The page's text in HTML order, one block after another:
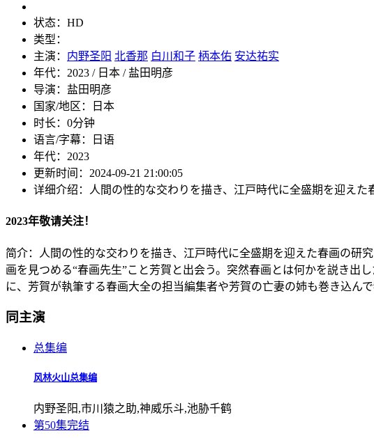
状态： HD
类型：
主演： 内野圣阳 北香那 白川和子 柄本佑 安达祐实
年代： 2023 / 日本 / 盐田明彦
导演： 盐田明彦
国家/地区：
日本
时长： 0分钟
语言/字幕：
日语
年代： 2023
更新时间： 2024-09-21 21:00:05
详细介绍：
人間の性的な交わりを描き、江戸時代に全盛期を迎え
2023年敬请关注！
简介：人間の性的な交わりを描き、江戸時代に全盛期を迎えた春画の研
画を見つめる“春画先生”こと芳賀と出会う。突然春画とは何かを説き出
に、芳賀が執筆する春画大全の担当編集者や芳賀の亡妻の姉も巻き込ん
同主演
总集编
风林火山总集编
内野圣阳,市川猿之助,神威乐斗,池胁千鹤
第50集完结